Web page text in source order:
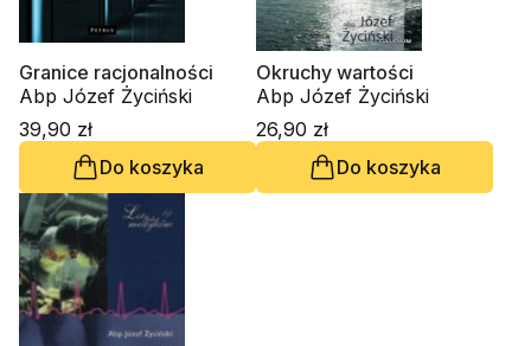
Granice racjonalności
Abp Józef Życiński
39,90 zł
Do koszyka
Okruchy wartości
Abp Józef Życiński
26,90 zł
Do koszyka